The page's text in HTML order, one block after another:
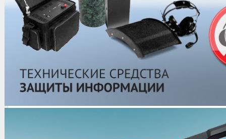
Каталог/Рации и Аксессуары/
радиостанции/Motorola/
Motorola /Motorola GP 680 UHF
Motorola GP 680 UHF